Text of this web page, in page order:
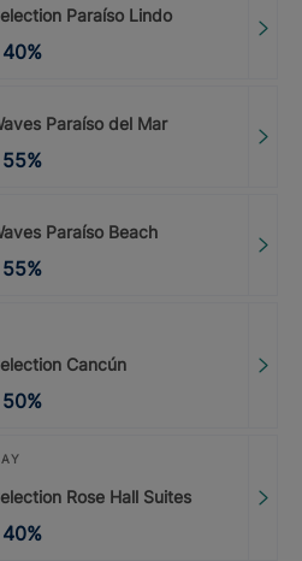
Paraíso Lindo
40%
Paraíso del Mar
55%
Paraíso Beach
55%
Cancún
50%
Rose Hall Suites
40%